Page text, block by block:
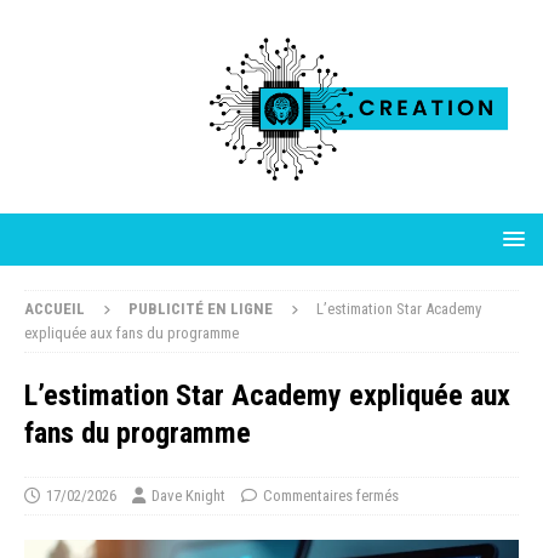
ACCUEIL PUBLICITÉ EN LIGNE
L’estimation Star Academy
expliquée aux fans du programme
L’estimation Star Academy expliquée aux
fans du programme
17/02/2026 Dave Knight Commentaires fermés